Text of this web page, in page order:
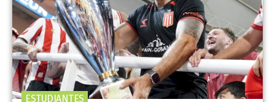
ESTUDIANTES